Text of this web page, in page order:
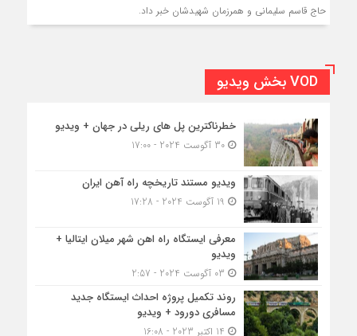
حاج قاسم سلیمانی و همرزمان شهیدشان خبر داد.
VOD بخش ویدیو
خطرناکترین پل های ریلی در جهان + ویدیو
30 آگوست 2024 - 17:00
ویدیو مستند تاریخچه راه آهن ایران
معرفی ایستگاه راه اهن شهر میلان ایتالیا +
ویدیو
روند تکمیل پروژه احداث ایستگاه جدید
مسافری دورود + ویدیو